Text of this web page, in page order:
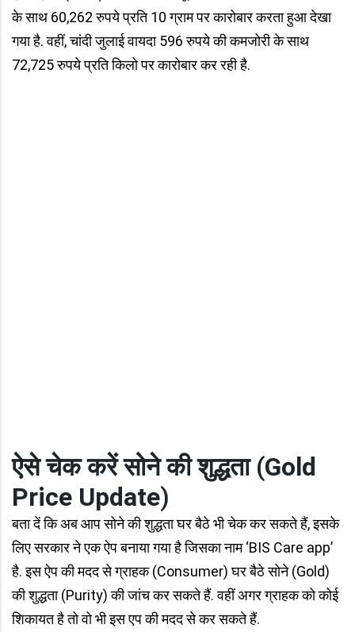
के साथ 60,262 रुपये प्रति 10 ग्राम पर कारोबार करता हुआ देखा
गया है. वहीं, चांदी जुलाई वायदा 596 रुपये की कमजोरी के साथ
72,725 रुपये प्रति किलो पर कारोबार कर रही है.
ऐसे चेक करें सोने की शुद्धता(Gold
Price Update)
बता दें कि अब आप सोने की शुद्धता घर बैठे भी चेक कर सकते हैं, इसके
लिए सरकार ने एक ऐप बनाया गया है जिसका नाम ‘BIS Care app’
है. इस ऐप की मदद से ग्राहक (Consumer) घर बैठे सोने (Gold)
की शुद्धता (Purity) की जांच कर सकते हैं. वहीं अगर ग्राहक को कोई
शिकायत है तो वो भी इस एप की मदद से कर सकते हैं.